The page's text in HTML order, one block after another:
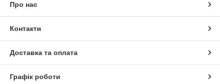
Про нас
Контакти
Доставка та оплата
Графік роботи